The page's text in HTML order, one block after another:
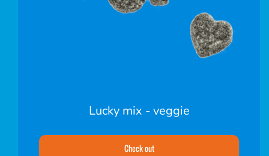
Lucky mix - veggie
Check out